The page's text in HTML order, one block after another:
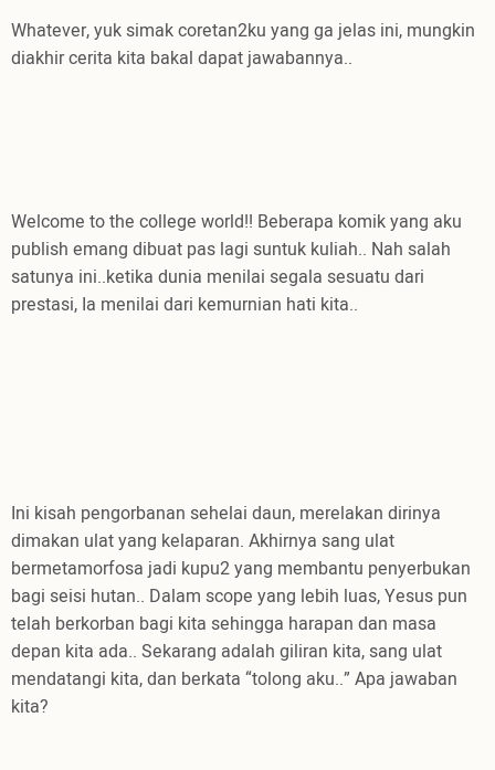
Whatever, yuk simak coretan2ku yang ga jelas ini, mungkin
diakhir cerita kita bakal dapat jawabannya..
Welcome to the college world!! Beberapa komik yang aku
publish emang dibuat pas lagi suntuk kuliah.. Nah salah
satunya ini..ketika dunia menilai segala sesuatu dari
prestasi, Ia menilai dari kemurnian hati kita..
Ini kisah pengorbanan sehelai daun, merelakan dirinya
dimakan ulat yang kelaparan. Akhirnya sang ulat
bermetamorfosa jadi kupu2 yang membantu penyerbukan
bagi seisi hutan.. Dalam scope yang lebih luas, Yesus pun
telah berkorban bagi kita sehingga harapan dan masa
depan kita ada.. Sekarang adalah giliran kita, sang ulat
mendatangi kita, dan berkata “tolong aku..” Apa jawaban
kita?